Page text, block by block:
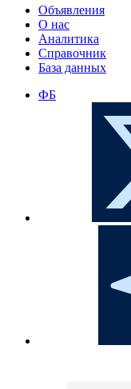
Объявления
О нас
Аналитика
Справочник
База данных
ФБ